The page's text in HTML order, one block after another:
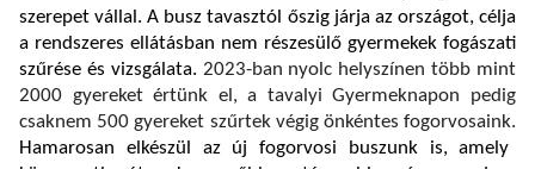
szerepet vállal. A busz tavasztól őszig járja az országot, célja
a rendszeres ellátásban nem részesülő gyermekek fogászati
szűrése és vizsgálata. 2023-ban nyolc helyszínen több mint
2000 gyereket értünk el, a tavalyi Gyermeknapon pedig
csaknem 500 gyereket szűrtek végig önkéntes fogorvosaink.
Hamarosan elkészül az új fogorvosi buszunk is, amely